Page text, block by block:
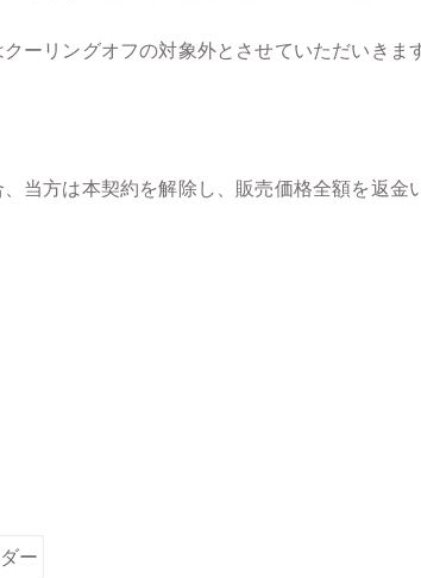
ーリングオフの対象外とさせていただいきます
当方は本契約を解除し、販売価格全額を返金
ー